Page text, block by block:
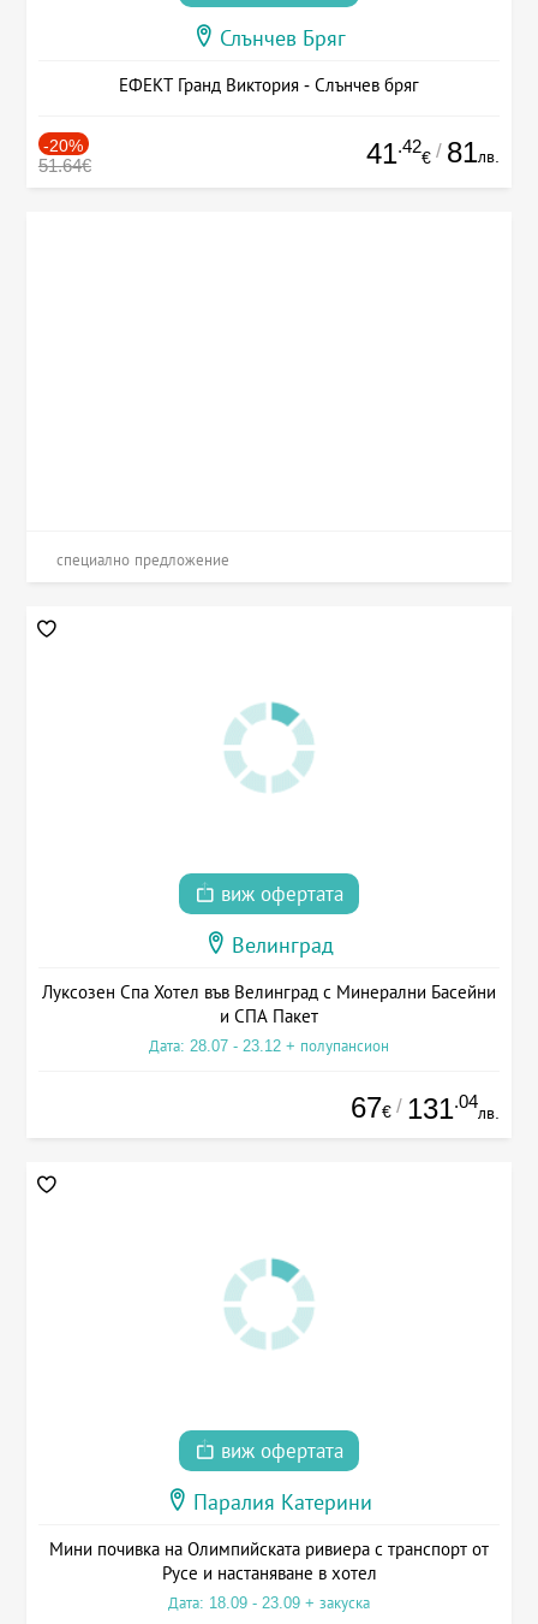
Слънчев Бряг
ЕФЕКТ Гранд Виктория - Слънчев бряг
-20%
51.64€ 41.42
€ / 81лв.
специално предложение
виж офертата
Велинград
Луксозен Спа Хотел във Велинград с Минерални Басейни
и СПА Пакет
Дата: 28.07 - 23.12 + полупансион
67€ / 131.04
лв.
виж офертата
Паралия Катерини
Мини почивка на Олимпийската ривиера с транспорт от
Русе и настаняване в хотел
Дата: 18.09 - 23.09 + закуска